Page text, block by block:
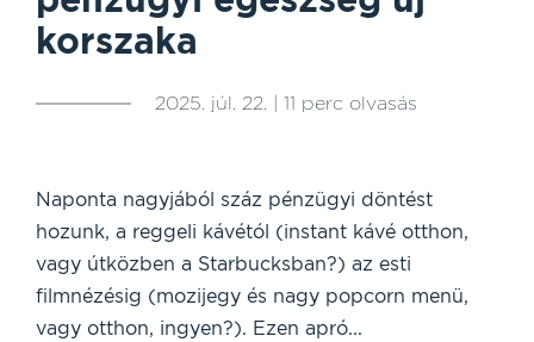
korszaka
2025. júl. 22. | 11 perc olvasás
Naponta nagyjából száz pénzügyi döntést
hozunk, a reggeli kávétól (instant kávé otthon,
vagy útközben a Starbucksban?) az esti
filmnézésig (mozijegy és nagy popcorn menü,
vagy otthon, ingyen?). Ezen apró...